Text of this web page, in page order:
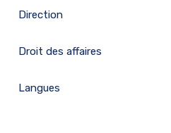
Direction
Droit des affaires
Langues